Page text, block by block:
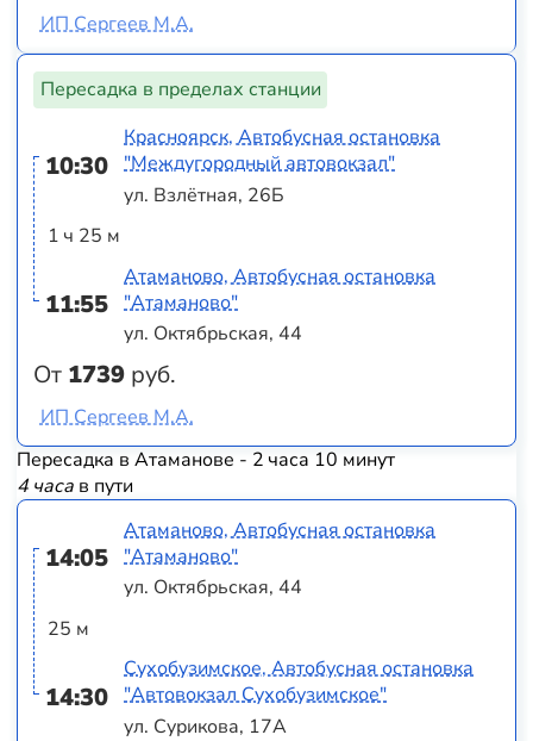
ИП Сергеев М.А.
Пересадка в пределах станции
10:30
1 ч 25 м
11:55
От 1739 руб.
Красноярск, Автобусная остановка
"Междугородный автовокзал"
ул. Взлётная, 26Б
Атаманово, Автобусная остановка
"Атаманово"
ул. Октябрьская, 44
ИП Сергеев М.А.
Пересадка в Атаманове - 2 часа 10 минут
4 часав пути
14:05
25 м
14:30
Атаманово, Автобусная остановка
"Атаманово"
ул. Октябрьская, 44
Сухобузимское, Автобусная остановка
"Автовокзал Сухобузимское"
ул. Сурикова, 17А